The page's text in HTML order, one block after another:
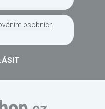
osobních